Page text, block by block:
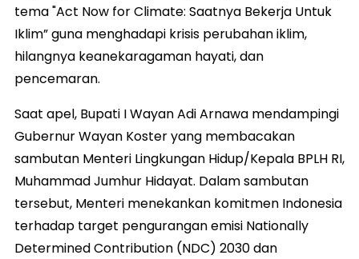
tema "Act Now for Climate: Saatnya Bekerja Untuk
Iklim” guna menghadapi krisis perubahan iklim,
hilangnya keanekaragaman hayati, dan
pencemaran.
Saat apel, Bupati I Wayan Adi Arnawa mendampingi
Gubernur Wayan Koster yang membacakan
sambutan Menteri Lingkungan Hidup/Kepala BPLH RI,
Muhammad Jumhur Hidayat. Dalam sambutan
tersebut, Menteri menekankan komitmen Indonesia
terhadap target pengurangan emisi Nationally
Determined Contribution (NDC) 2030 dan